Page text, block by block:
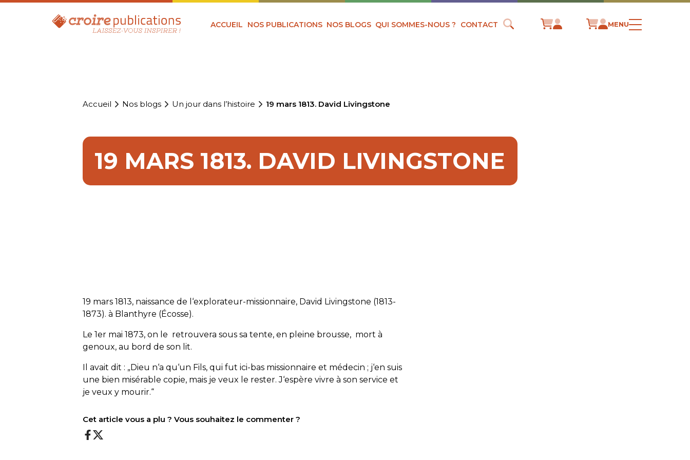
ACCUEIL NOS PUBLICATIONS NOS BLOGS QUI SOMMES-NOUS ? CONTACT MENU
Accueil Nos blogs Un jour dans l’histoire 19 mars 1813. David Livingstone
19 MARS 1813. DAVID LIVINGSTONE
19 mars 1813, naissance de l‘explorateur-missionnaire, David Livingstone (1813-
1873). à Blanthyre (Écosse).
Le 1er mai 1873, on le retrouvera sous sa tente, en pleine brousse, mort à
genoux, au bord de son lit.
Il avait dit : „Dieu n‘a qu‘un Fils, qui fut ici-bas missionnaire et médecin ; j‘en suis
une bien misérable copie, mais je veux le rester. J‘espère vivre à son service et
je veux y mourir.“
Cet article vous a plu ? Vous souhaitez le commenter ?